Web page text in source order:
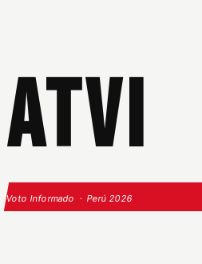
ATVI
Voto Informado · Perú 2026